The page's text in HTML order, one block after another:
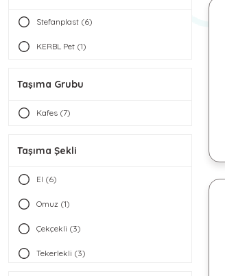
Stefanplast (6)
KERBL Pet (1)
Taşıma Grubu
Kafes (7)
Taşıma Şekli
El (6)
Omuz (1)
Çekçekli (3)
Tekerlekli (3)